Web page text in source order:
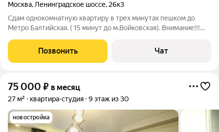
Москва, Ленинградское шоссе, 26к3
Сдам однокомнатную квартиру в трех минутах пешком до
Метро Балтийская. ( 15 минут до м.Войковская). Внимание!!!
Квартира со скромным ремонтом, для неприхотливых. Сама
квартира солнечная ,
Позвонить Чат
75 000 ₽ в месяц
27 м² квартира-студия 9 этаж из 30
новостройка